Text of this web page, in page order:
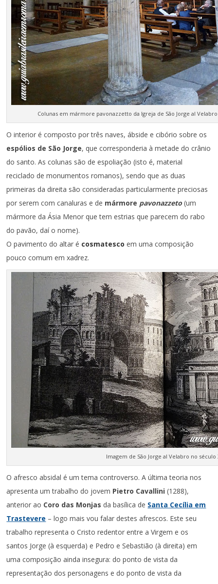
Colunas em mármore pavonazzetto da Igreja de São Jorge al Velabro
O interior é composto por três naves, ábside e cibório sobre os
espólios de São Jorge, que corresponderia à metade do crânio
do santo. As colunas são de espoliação (isto é, material
reciclado de monumentos romanos), sendo que as duas
primeiras da direita são consideradas particularmente preciosas
por serem com canaluras e de mármore pavonazzeto (um
mármore da Ásia Menor que tem estrias que parecem do rabo
do pavão, daí o nome).
O pavimento do altar é cosmatesco em uma composição
pouco comum em xadrez.
Imagem de São Jorge al Velabro no século
O afresco absidal é um tema controverso. A última teoria nos
apresenta um trabalho do jovem Pietro Cavallini (1288),
anterior ao Coro das Monjas da basílica de Santa Cecília em
Trastevere – logo mais vou falar destes afrescos. Este seu
trabalho representa o Cristo redentor entre a Virgem e os
santos Jorge (à esquerda) e Pedro e Sebastião (à direita) em
uma composição ainda insegura: do ponto de vista da
representação dos personagens e do ponto de vista da